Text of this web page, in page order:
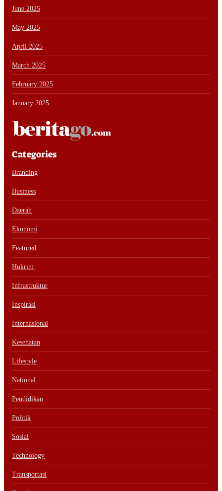
June 2025
May 2025
April 2025
March 2025
February 2025
January 2025
Categories
Branding
Business
Daerah
Ekonomi
Featured
Hukrim
Infrastruktur
Inspirasi
Internasional
Kesehatan
Lifestyle
National
Pendidikan
Politik
Sosial
Technology
Transportasi